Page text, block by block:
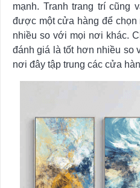
mạnh. Tranh trang trí cũng
được một cửa hàng để chọn
nhiều so với mọi nơi khác.
đánh giá là tốt hơn nhiều so
nơi đây tập trung các cửa